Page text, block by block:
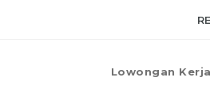
Lowongan Kerja